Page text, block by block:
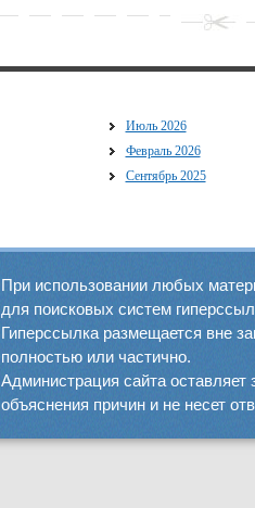
Июль 2026
Февраль 2026
Сентябрь 2025
При использовании любых
для поисковых систем
Гиперссылка размещается вне
полностью или частично.
Администрация сайта оставляет
объяснения причин и не несет